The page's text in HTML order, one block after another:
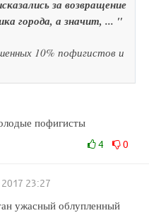
за возвращение
города, а значит, ... "
10% пофигистов и
пофигисты
4 0
23:27
ужасный облупленный